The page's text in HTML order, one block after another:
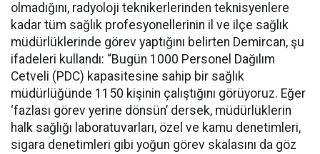
olmadığını, radyoloji teknikerlerinden teknisyenlere
kadar tüm sağlık profesyonellerinin il ve ilçe sağlık
müdürlüklerinde görev yaptığını belirten Demircan, şu
ifadeleri kullandı: “Bugün 1000 Personel Dağılım
Cetveli (PDC) kapasitesine sahip bir sağlık
müdürlüğünde 1150 kişinin çalıştığını görüyoruz. Eğer
‘fazlası görev yerine dönsün’ dersek, müdürlüklerin
halk sağlığı laboratuvarları, özel ve kamu denetimleri,
sigara denetimleri gibi yoğun görev skalasını da göz